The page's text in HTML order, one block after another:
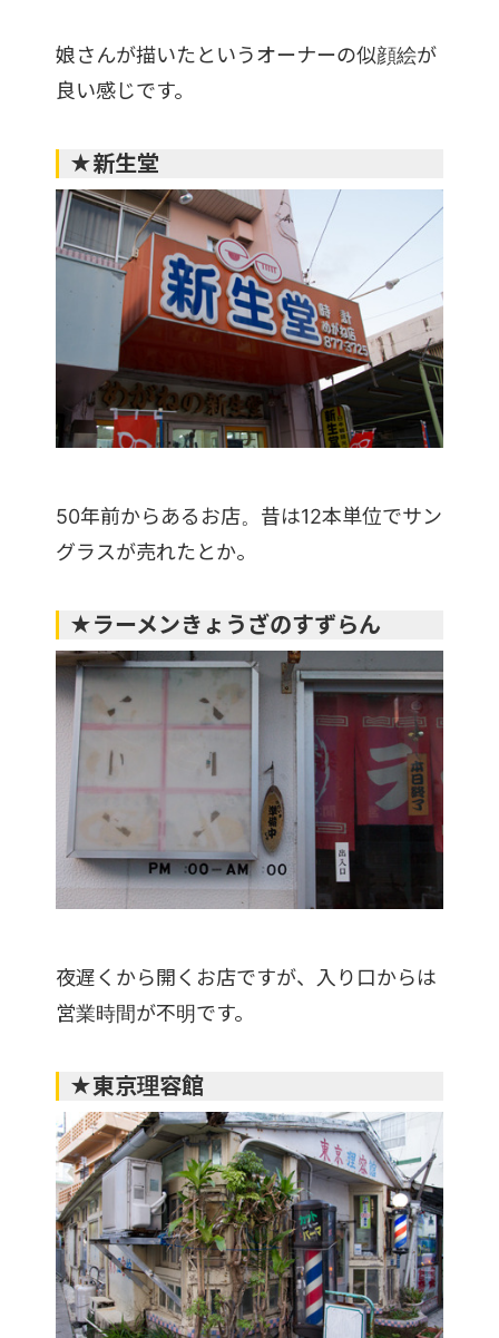
娘さんが描いたというオーナーの似顔絵が
良い感じです。
★新生堂
50年前からあるお店。昔は12本単位でサン
グラスが売れたとか。
★ラーメンきょうざのすずらん
夜遅くから開くお店ですが、入り口からは
営業時間が不明です。
★東京理容館